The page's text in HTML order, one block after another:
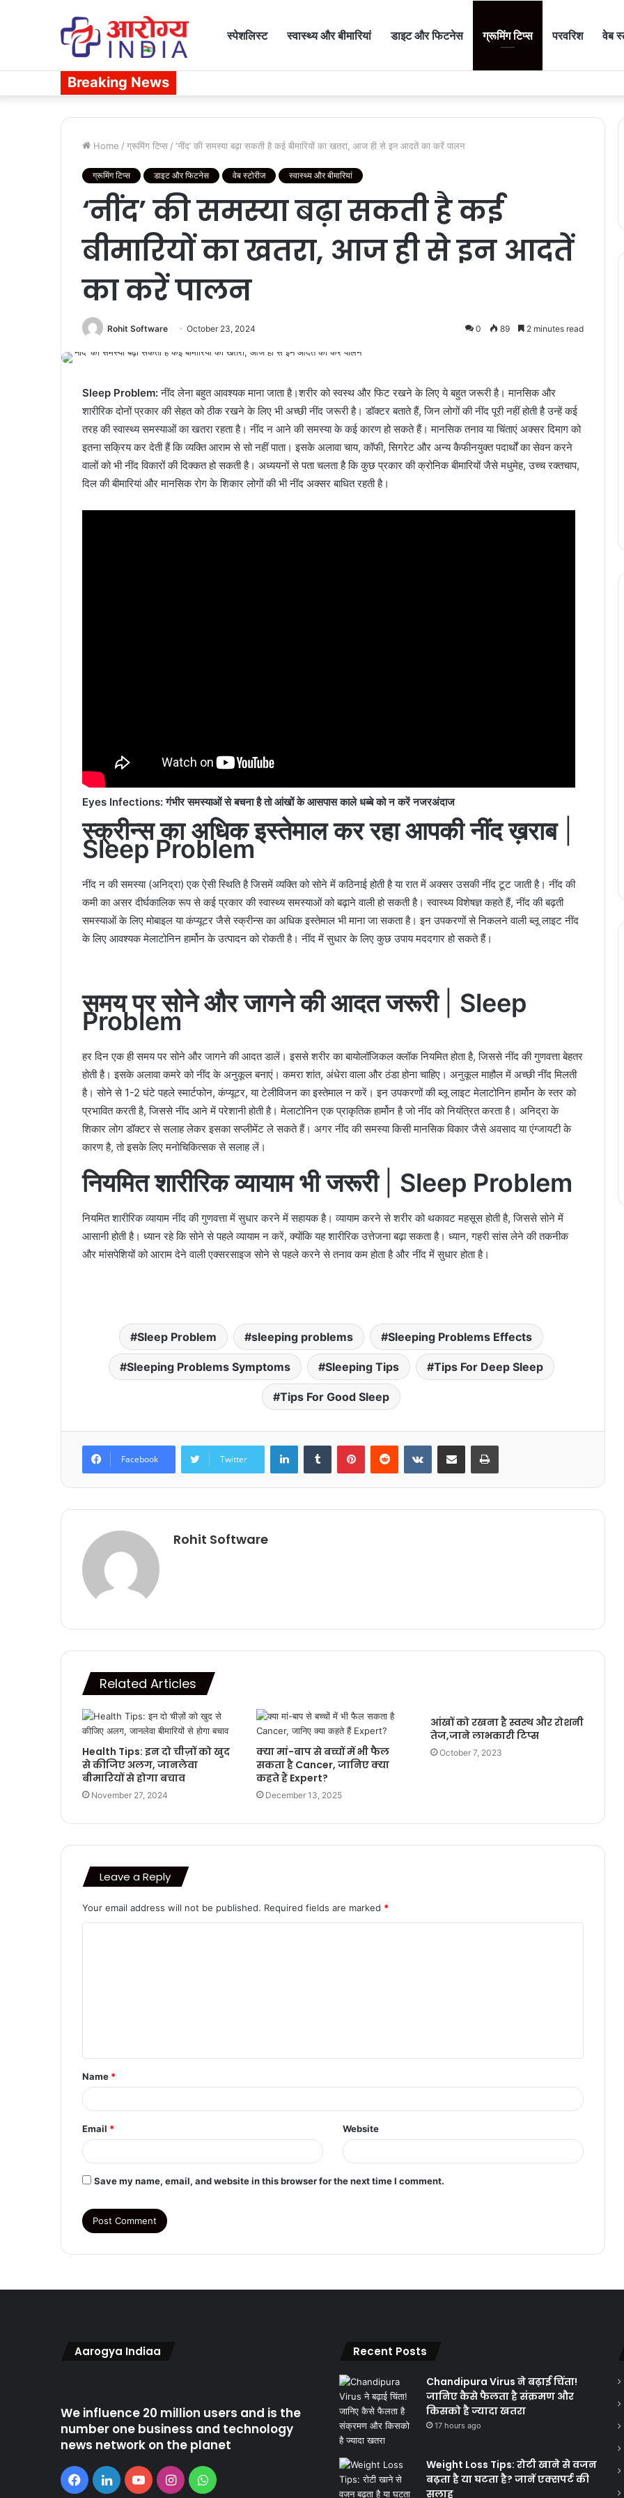
स्पेशलिस्ट स्वास्थ्य और बीमारियां डाइट और फिटनेस ग्रूमिंग टिप्स परवरिश वेब
Breaking News
Home / ग्रूमिंग टिप्स / ‘नींद’ की समस्या बढ़ा सकती है कई बीमारियों का खतरा, आज ही से इन आदतें का करें पालन
ग्रूमिंग टिप्स डाइट और फिटनेस वेब स्टोरीज स्वास्थ्य और बीमारियां
‘नींद’ की समस्या बढ़ा सकती है कई
बीमारियों का खतरा, आज ही से इन आदतें
का करें पालन
Rohit Software October 23, 2024 0 89 2 minutes read
Sleep Problem:नींद लेना बहुत आवश्यक माना जाता है।शरीर को स्वस्थ और फिट रखने के लिए ये बहुत जरूरी है। मानसिक और
शारीरिक दोनों प्रकार की सेहत को ठीक रखने के लिए भी अच्छी नींद जरूरी है। डॉक्टर बताते हैं, जिन लोगों की नींद पूरी नहीं होती है उन्हें कई
तरह की स्वास्थ्य समस्याओं का खतरा रहता है। नींद न आने की समस्या के कई कारण हो सकते हैं। मानसिक तनाव या चिंताएं अक्सर दिमाग को
इतना सक्रिय कर देती हैं कि व्यक्ति आराम से सो नहीं पाता। इसके अलावा चाय, कॉफी, सिगरेट और अन्य कैफीनयुक्त पदार्थों का सेवन करने
वालों को भी नींद विकारों की दिक्कत हो सकती है। अध्ययनों से पता चलता है कि कुछ प्रकार की क्रोनिक बीमारियों जैसे मधुमेह, उच्च रक्तचाप,
दिल की बीमारियां और मानसिक रोग के शिकार लोगों की भी नींद अक्सर बाधित रहती है।
Eyes Infections: गंभीर समस्याओं से बचना है तो आंखों के आसपास काले धब्बे को न करें नजरअंदाज
स्क्रीन्स का अधिक इस्तेमाल कर रहा आपकी नींद ख़राब|
Sleep Problem
नींद न की समस्या (अनिद्रा) एक ऐसी स्थिति है जिसमें व्यक्ति को सोने में कठिनाई होती है या रात में अक्सर उसकी नींद टूट जाती है। नींद की
कमी का असर दीर्घकालिक रूप से कई प्रकार की स्वास्थ्य समस्याओं को बढ़ाने वाली हो सकती है। स्वास्थ्य विशेषज्ञ कहते हैं, नींद की बढ़ती
समस्याओं के लिए मोबाइल या कंप्यूटर जैसे स्क्रीन्स का अधिक इस्तेमाल भी माना जा सकता है। इन उपकरणों से निकलने वाली ब्लू लाइट नींद
के लिए आवश्यक मेलाटोनिन हार्मोन के उत्पादन को रोकती है। नींद में सुधार के लिए कुछ उपाय मददगार हो सकते हैं।
समय पर सोने और जागने की आदत जरूरी Sleep
Problem
हर दिन एक ही समय पर सोने और जागने की आदत डालें। इससे शरीर का बायोलॉजिकल क्लॉक नियमित होता है, जिससे नींद की गुणवत्ता बेहतर
होती है। इसके अलावा कमरे को नींद के अनुकूल बनाएं। कमरा शांत, अंधेरा वाला और ठंडा होना चाहिए। अनुकूल माहौल में अच्छी नींद मिलती
है। सोने से 1-2 घंटे पहले स्मार्टफोन, कंप्यूटर, या टेलीविजन का इस्तेमाल न करें। इन उपकरणों की ब्लू लाइट मेलाटोनिन हार्मोन के स्तर को
प्रभावित करती है, जिससे नींद आने में परेशानी होती है। मेलाटोनिन एक प्राकृतिक हार्मोन है जो नींद को नियंत्रित करता है। अनिद्रा के
शिकार लोग डॉक्टर से सलाह लेकर इसका सप्लीमेंट ले सकते हैं। अगर नींद की समस्या किसी मानसिक विकार जैसे अवसाद या एंग्जायटी के
कारण है, तो इसके लिए मनोचिकित्सक से सलाह लें।
नियमित शारीरिक व्यायाम भी जरूरी Sleep Problem
नियमित शारीरिक व्यायाम नींद की गुणवत्ता में सुधार करने में सहायक है। व्यायाम करने से शरीर को थकावट महसूस होती है, जिससे सोने में
आसानी होती है। ध्यान रहे कि सोने से पहले व्यायाम न करें, क्योंकि यह शारीरिक उत्तेजना बढ़ा सकता है। ध्यान, गहरी सांस लेने की तकनीक
और मांसपेशियों को आराम देने वाली एक्सरसाइज सोने से पहले करने से तनाव कम होता है और नींद में सुधार होता है।
Sleep Problem sleeping problems Sleeping Problems Effects
Sleeping Problems Symptoms Sleeping Tips Tips For Deep Sleep
Tips For Good Sleep
Facebook Twitter
LinkedInTumblr PinterestReddit VKontakteShare via Email Print
Rohit Software
Related Articles
Health Tips: इन दो चीज़ों को खुद
से कीजिए अलग, जानलेवा
बीमारियों से होगा बचाव
November 27, 2024
क्या मां-बाप से बच्चों में भी फैल
सकता है Cancer, जानिए क्या
कहते हैं Expert?
December 13, 2025
आंखों को रखना है स्वस्थ और रोशनी
तेज,जाने लाभकारी टिप्स
October 7, 2023
Leave a Reply
Your email address will not be published. Required fields are marked *
t
*
Name *
Email * Website
Save my name, email, and website in this browser for the next time I comment.
Aarogya Indiaa
We influence 20 million users and is the
number one business and technology
news network on the planet
Facebook
LinkedInYouTubeInstagramWhatsApp
Recent Posts
Chandipura Virus ने बढ़ाई चिंता!
जानिए कैसे फैलता है संक्रमण और
किसको है ज्यादा खतरा
17 hours ago
Weight Loss Tips: रोटी खाने से वजन
बढ़ता है या घटता है? जानें एक्सपर्ट की
सलाह